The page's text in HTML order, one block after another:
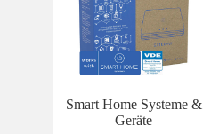
Smart Home Systeme &
Geräte